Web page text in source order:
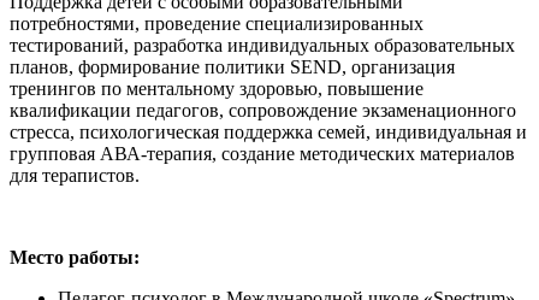
потребностями, проведение специализированных
тестирований, разработка индивидуальных образовательных
планов, формирование политики SEND, организация
тренингов по ментальному здоровью, повышение
квалификации педагогов, сопровождение экзаменационного
стресса, психологическая поддержка семей, индивидуальная и
групповая АВА-терапия, создание методических материалов
для терапистов.
Место работы: